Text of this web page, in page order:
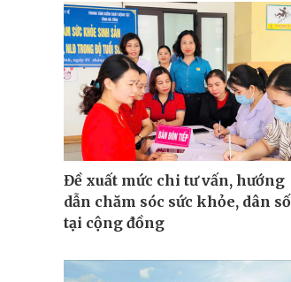
Đề xuất mức chi tư vấn, hướng
dẫn chăm sóc sức khỏe, dân số
tại cộng đồng